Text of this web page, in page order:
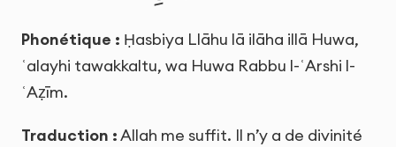
Phonétique : Ḥasbiya Llāhu lā ilāha illā Huwa,
ʿalayhi tawakkaltu, wa Huwa Rabbu l-ʿArshi l-
ʿAẓīm.
Traduction :Allah me suffit. Il n’y a de divinité